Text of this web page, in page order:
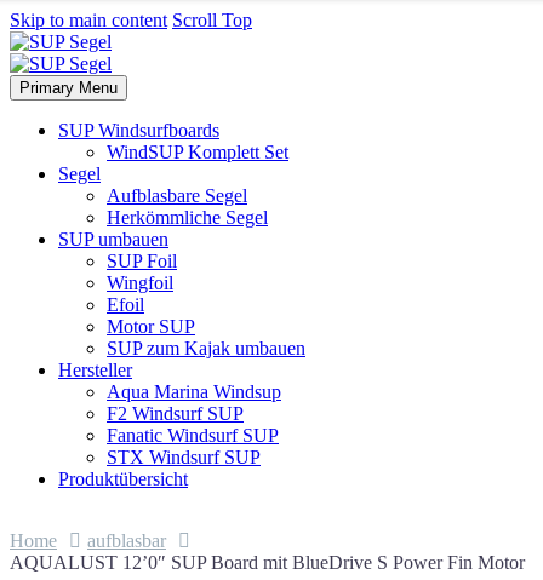
Skip to main content Scroll Top
Primary Menu
SUP Windsurfboards
WindSUP Komplett Set
Segel
Aufblasbare Segel
Herkömmliche Segel
SUP umbauen
SUP Foil
Wingfoil
Efoil
Motor SUP
SUP zum Kajak umbauen
Hersteller
Aqua Marina Windsup
F2 Windsurf SUP
Fanatic Windsurf SUP
STX Windsurf SUP
Produktübersicht
Home
aufblasbar
AQUALUST 12’0″ SUP Board mit BlueDrive S Power Fin Motor